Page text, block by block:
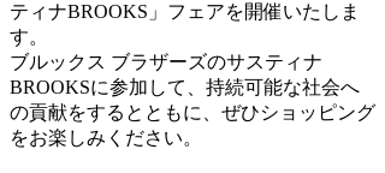
ティナBROOKS」フェアを開催いたしま
す。
ブルックス ブラザーズのサスティナ
BROOKSに参加して、持続可能な社会へ
の貢献をするとともに、ぜひショッピング
をお楽しみください。